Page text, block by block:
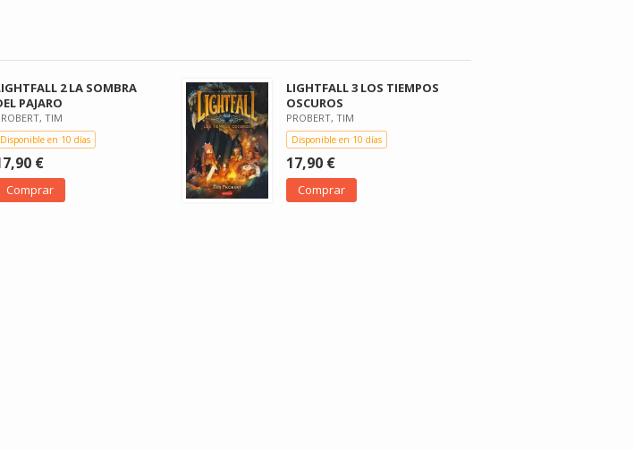
2 LA SOMBRA
PAJARO
TIM
Disponible en 10 días
€
Comprar
LIGHTFALL 3 LOS TIEMPOS
OSCUROS
PROBERT, TIM
Disponible en 10 días
17,90 €
Comprar